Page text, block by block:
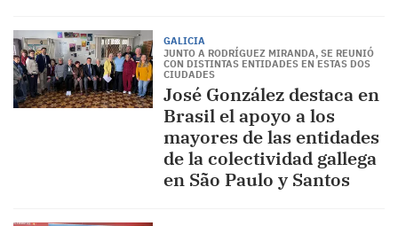
GALICIA
JUNTO A RODRÍGUEZ MIRANDA, SE REUNIÓ
CON DISTINTAS ENTIDADES EN ESTAS DOS
CIUDADES
José González destaca en
Brasil el apoyo a los
mayores de las entidades
de la colectividad gallega
en São Paulo y Santos